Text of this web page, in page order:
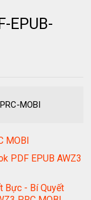
EPUB-
MOBI
MOBI
PDF EPUB AWZ3
Bực - Bí Quyết